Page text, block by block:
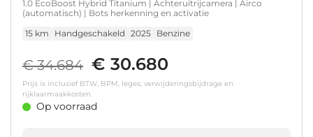
1.0 EcoBoost Hybrid Titanium | Achteruitrijcamera | Airco
(automatisch) | Bots herkenning en activatie
15 km
Handgeschakeld 2025 Benzine
€ 34.684 € 30.680
Prijs is inclusief BTW, BPM, leges, verwijderingsbijdrage en
rijklaarmaakkosten.
Op voorraad